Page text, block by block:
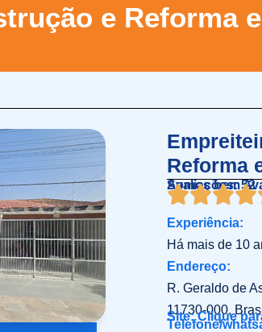
e Reforma
Reforma
Somos bem
Avaliações: 52
Experiência:
Há mais de 10
Endereço:
R. Geraldo de
11730-000,
Site: Clique
Telefone/